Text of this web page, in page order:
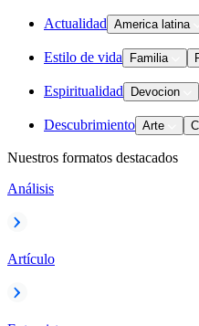
Actualidad America latina
Estilo de vida Familia
Espiritualidad Devocion
Descubrimiento Arte
Nuestros formatos destacados
Análisis
Artículo